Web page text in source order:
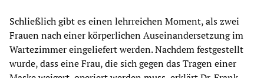
Schließlich gibt es einen lehrreichen Moment, als zwei
Frauen nach einer körperlichen Auseinandersetzung im
Wartezimmer eingeliefert werden. Nachdem festgestellt
wurde, dass eine Frau, die sich gegen das Tragen einer